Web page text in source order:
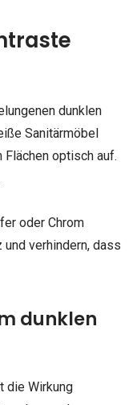
dunklen
Sanitärmöbel
Flächen optisch auf.
oder Chrom
verhindern, dass
dunklen
die Wirkung